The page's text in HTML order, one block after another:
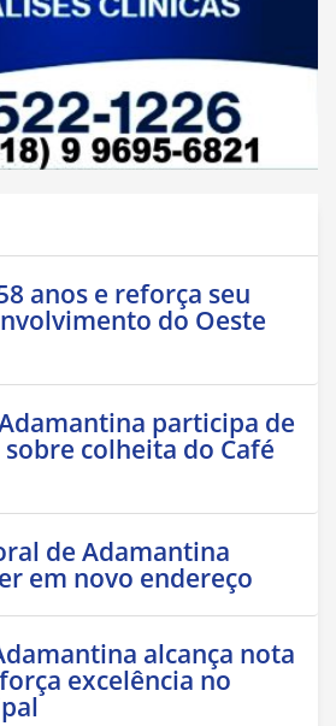
anos e reforça seu
do Oeste
participa de
sobre colheita do Café
de Adamantina
em novo endereço
alcança nota
excelência no